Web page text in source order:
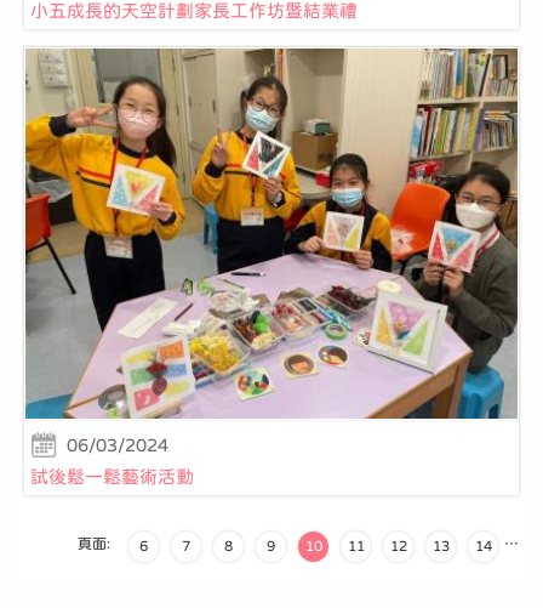
小五成長的天空計劃家長工作坊暨結業禮
06/03/2024
試後鬆一鬆藝術活動
頁面: …
6 7 8 9 10 11 12 13 14